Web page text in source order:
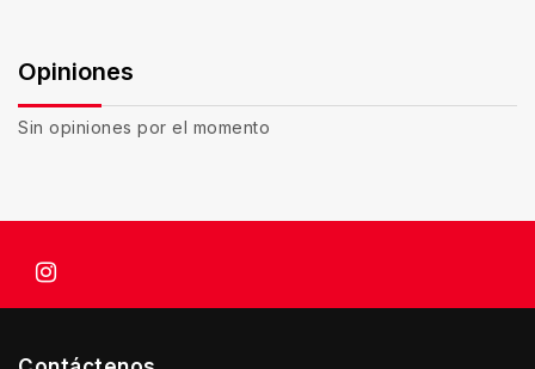
Opiniones
Sin opiniones por el momento